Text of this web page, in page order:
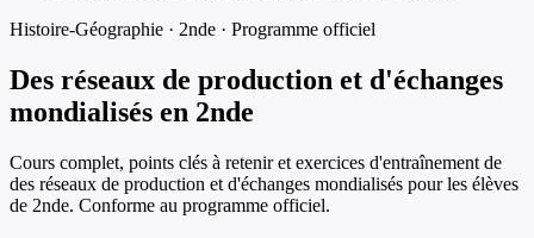
Histoire-Géographie · 2nde · Programme officiel
Des réseaux de production et d'échanges
mondialisés en 2nde
Cours complet, points clés à retenir et exercices d'entraînement de
des réseaux de production et d'échanges mondialisés pour les élèves
de 2nde. Conforme au programme officiel.